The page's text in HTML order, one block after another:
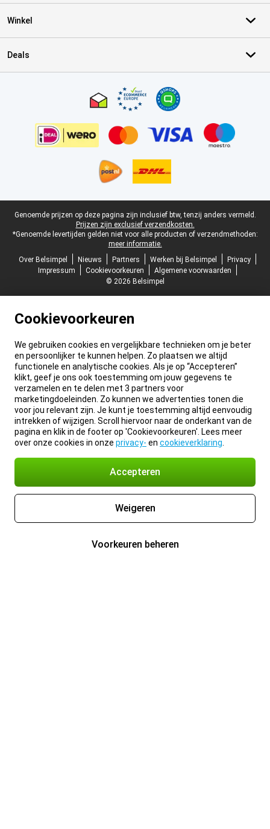
Winkel
Deals
Juridische voettekst
Genoemde prijzen op deze pagina zijn inclusief btw, tenzij anders vermeld.
Prijzen zijn exclusief verzendkosten.
*Genoemde levertijden gelden niet voor alle producten of verzendmethoden:
meer informatie.
Over Belsimpel
Nieuws Partners Werken bij Belsimpel
Privacy
Impressum
Cookievoorkeuren
Algemene voorwaarden
© 2026 Belsimpel
Cookievoorkeuren
We gebruiken cookies en vergelijkbare technieken om je beter
en persoonlijker te kunnen helpen. Zo plaatsen we altijd
functionele en analytische cookies. Als je op “Accepteren”
klikt, geef je ons ook toestemming om jouw gegevens te
verzamelen en te delen met 3 partners voor
marketingdoeleinden. Zo kunnen we advertenties tonen die
voor jou relevant zijn. Je kunt je toestemming altijd eenvoudig
intrekken of wijzigen. Scroll hiervoor naar de onderkant van de
pagina en klik in de footer op 'Cookievoorkeuren'. Lees meer
over onze cookies in onze privacy- en cookieverklaring
Accepteren
Weigeren
Voorkeuren beheren